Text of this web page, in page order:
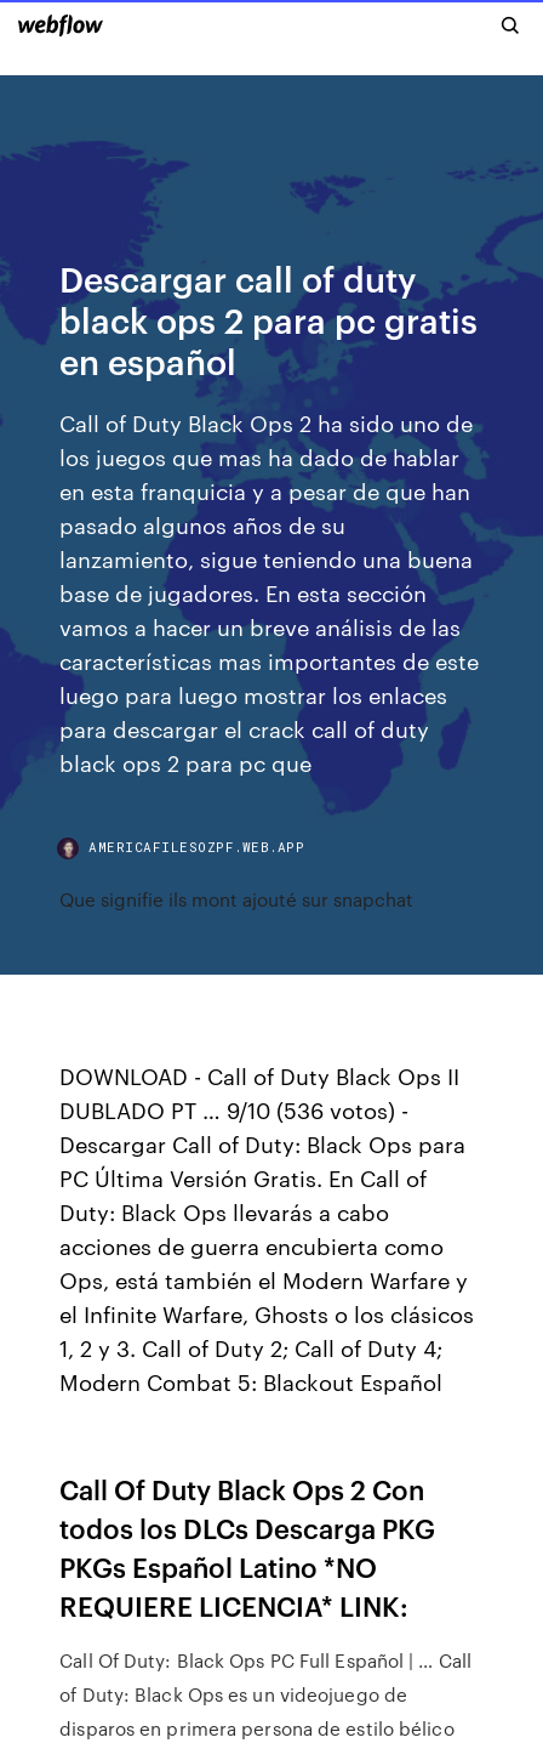
Descargar call of duty
black ops 2 para pc gratis
en español
Call of Duty Black Ops 2 ha sido uno de
los juegos que mas ha dado de hablar
en esta franquicia y a pesar de que han
pasado algunos años de su
lanzamiento, sigue teniendo una buena
base de jugadores. En esta sección
vamos a hacer un breve análisis de las
características mas importantes de este
luego para luego mostrar los enlaces
para descargar el crack call of duty
black ops 2 para pc que
AMERICAFILESOZPF.WEB.APP
Que signifie ils mont ajouté sur snapchat
DOWNLOAD - Call of Duty Black Ops II
DUBLADO PT … 9/10 (536 votos) -
Descargar Call of Duty: Black Ops para
PC Última Versión Gratis. En Call of
Duty: Black Ops llevarás a cabo
acciones de guerra encubierta como
Ops, está también el Modern Warfare y
el Infinite Warfare, Ghosts o los clásicos
1, 2 y 3. Call of Duty 2; Call of Duty 4;
Modern Combat 5: Blackout Español
Call Of Duty Black Ops 2 Con
todos los DLCs Descarga PKG
PKGs Español Latino *NO
REQUIERE LICENCIA* LINK:
Call Of Duty: Black Ops PC Full Español | … Call
of Duty: Black Ops es un videojuego de
disparos en primera persona de estilo bélico